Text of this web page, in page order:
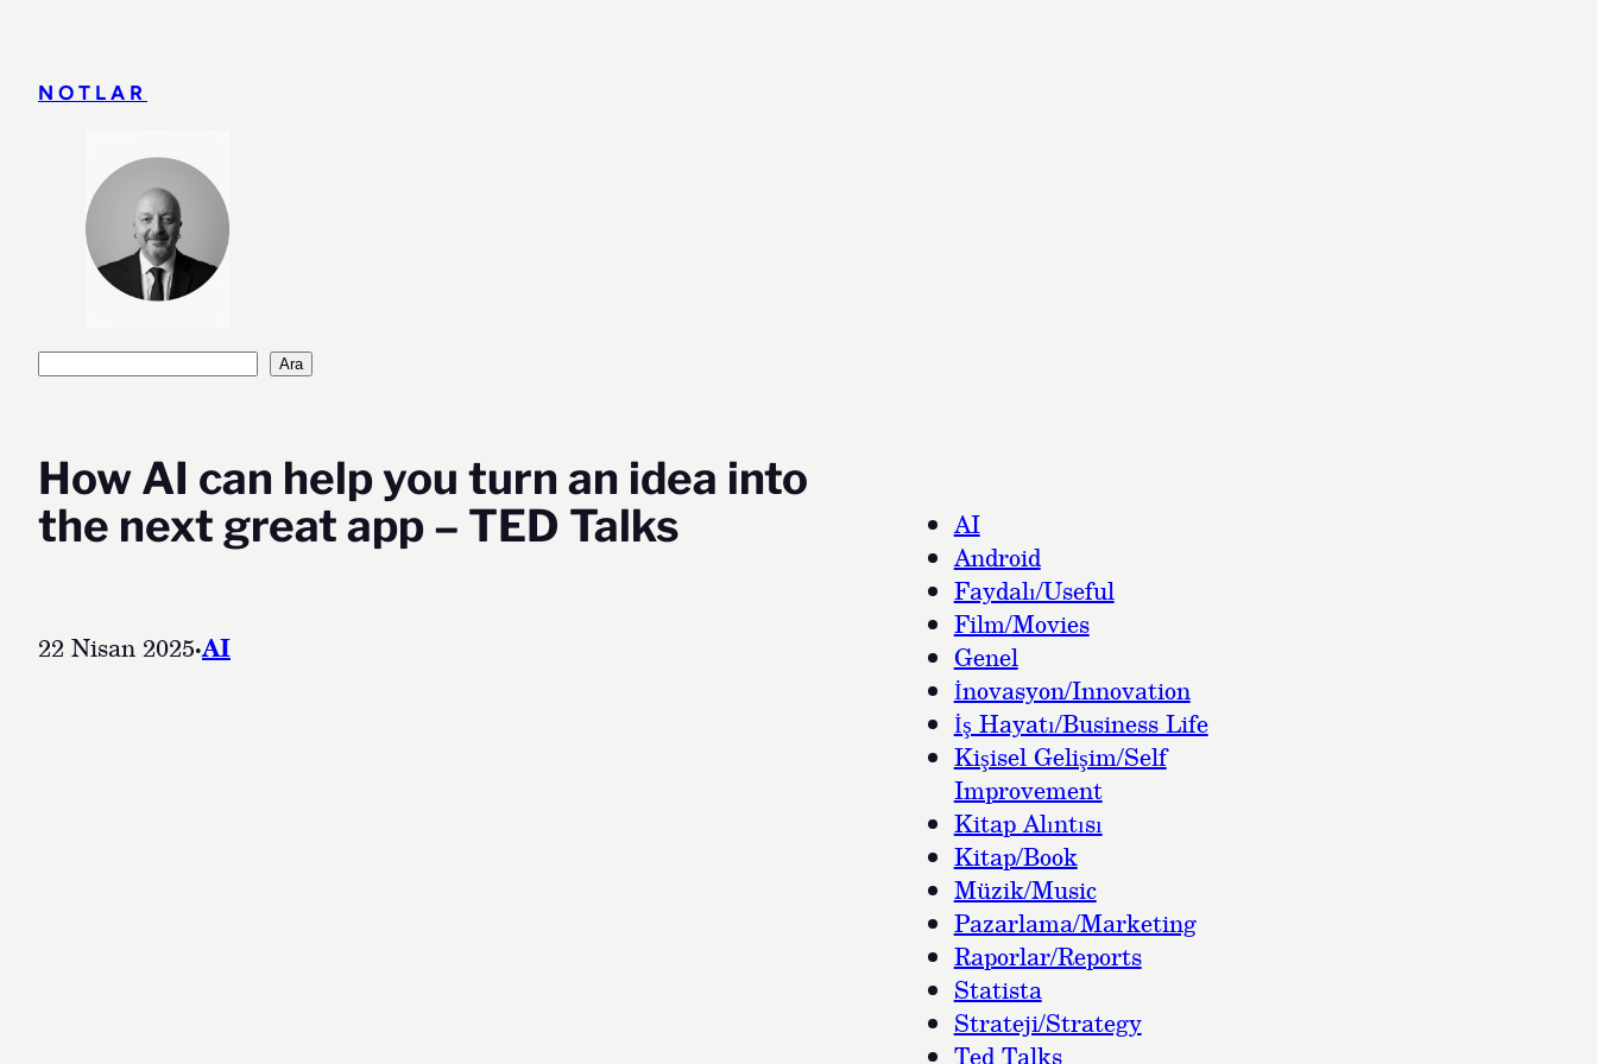
NOTLAR
Ara Ara
How AI can help you turn an idea into
the next great app – TED Talks
22 Nisan 2025·AI
AI
Android
Faydalı/Useful
Film/Movies
Genel
İnovasyon/Innovation
İş Hayatı/Business Life
Kişisel Gelişim/Self
Improvement
Kitap Alıntısı
Kitap/Book
Müzik/Music
Pazarlama/Marketing
Raporlar/Reports
Statista
Strateji/Strategy
Ted Talks